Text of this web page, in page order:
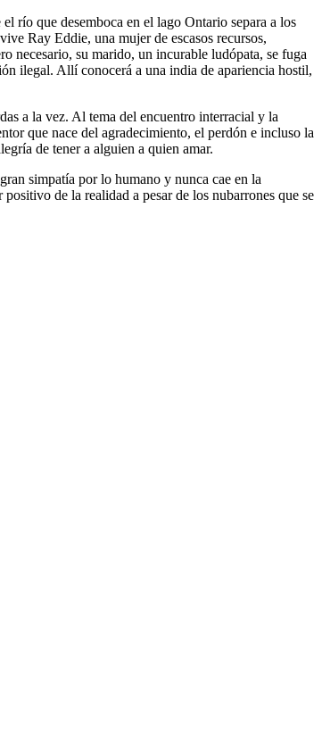
río que desemboca en el lago Ontario separa a los
Ray Eddie, una mujer de escasos recursos,
necesario, su marido, un incurable ludópata, se fuga
ilegal. Allí conocerá a una india de apariencia hostil,
a la vez. Al tema del encuentro interracial y la
que nace del agradecimiento, el perdón e incluso la
de tener a alguien a quien amar.
simpatía por lo humano y nunca cae en la
de la realidad a pesar de los nubarrones que se